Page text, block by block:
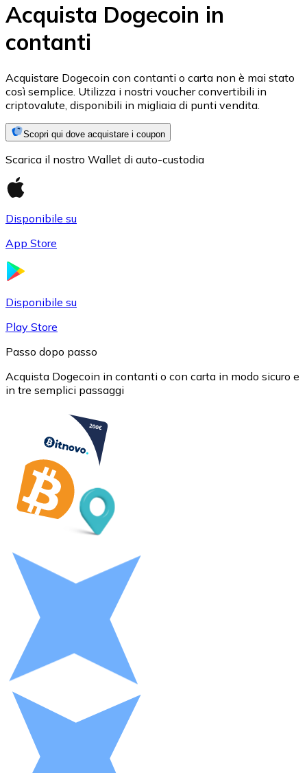
Ethereum
ETH
USD Coin
Litecoin
LTC
XRP
Buoni cripto
Acquista Dogecoin in
contanti
Acquistare Dogecoin con contanti o carta non è mai stato
così semplice. Utilizza i nostri voucher convertibili in
criptovalute, disponibili in migliaia di punti vendita.
Scopri qui dove acquistare i coupon
Scarica il nostro Wallet di auto-custodia
Disponibile su
App Store
Disponibile su
Play Store
Passo dopo passo
Acquista Dogecoin in contanti o con carta in modo sicuro e
in tre semplici passaggi